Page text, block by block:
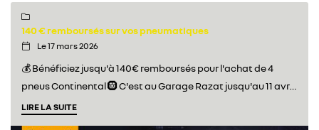
 Adresse email de réception
 Recopier le code ci-contre

140 € remboursés sur vos pneumatiques
 Le 17 mars 2026
💰 Bénéficiez jusqu'à 140€ remboursés pour l'achat de 4
pneus Continental 🛞 C'est au Garage Razat jusqu'au 11 avril.
Un large choix de taille de pneus et l'assurance d'un
LIRE LA SUITE